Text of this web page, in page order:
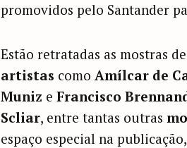
promovidos pelo Santander
Estão retratadas as mostras de
artistas como Amílcar de
Muniz e Francisco
Scliar, entre tantas outras
espaço especial na